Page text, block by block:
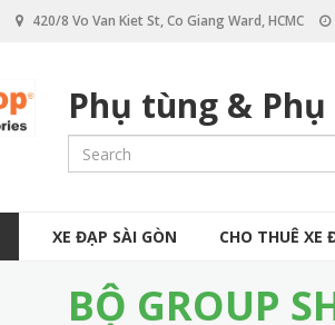
420/8 Vo Van Kiet St, Co Giang Ward, HCMC
Phụ tùng &
M
XE ĐẠP SÀI GÒN CHO THUÊ XE
BỘ GROUP